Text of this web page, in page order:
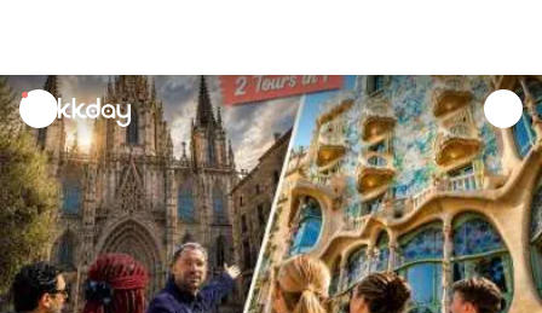
unread
notifications